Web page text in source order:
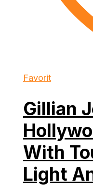
Favorit
Gillian
With
Light